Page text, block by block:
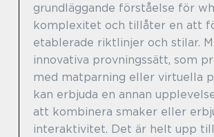
grundläggande förståelse för
komplexitet och tillåter en att
etablerade riktlinjer och stilar.
innovativa provningssätt, som
med matparning eller virtuella
kan erbjuda en annan
att kombinera smaker eller
interaktivitet. Det är helt upp